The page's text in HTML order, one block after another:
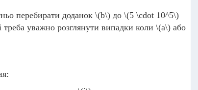
перебирати доданок \(b\) до \(5 \cdot 10^5\)
уважно розглянути випадки коли \(a\) або